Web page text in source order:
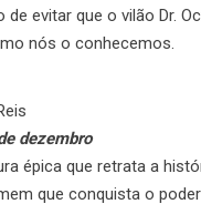
evitar que o vilão Dr.
nós o conhecemos.
dezembro
épica que retrata a
que conquista o